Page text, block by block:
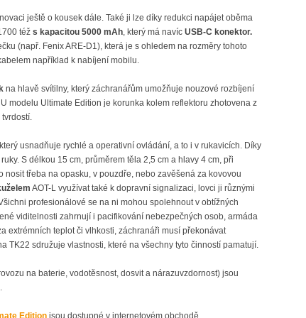
ještě o kousek dále. Také ji lze díky redukci napájet oběma
též s kapacitou 5000 mAh, který má navíc USB-C konektor.
(např. Fenix ARE-D1), která je s ohledem na rozměry tohoto
například k nabíjení mobilu.
na hlavě svítilny, který záchranářům umožňuje nouzové rozbíjení
modelu Ultimate Edition je korunka kolem reflektoru zhotovena z
usnadňuje rychlé a operativní ovládání, a to i v rukavicích. Díky
S délkou 15 cm, průměrem těla 2,5 cm a hlavy 4 cm, při
třeba na opasku, v pouzdře, nebo zavěšená za kovovou
AOT-L využívat také k dopravní signalizaci, lovci ji různými
profesionálové se na ni mohou spolehnout v obtížných
viditelnosti zahrnují i pacifikování nebezpečných osob, armáda
extrémních teplot či vlhkosti, záchranáři musí překonávat
TK22 sdružuje vlastnosti, které na všechny tyto činností pamatují.
na baterie, vodotěsnost, dosvit a nárazuvzdornost) jsou
Edition jsou dostupné v internetovém obchodě